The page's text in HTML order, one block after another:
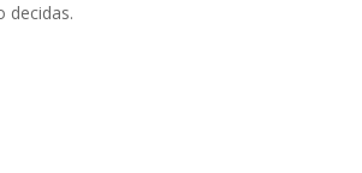
decidas.